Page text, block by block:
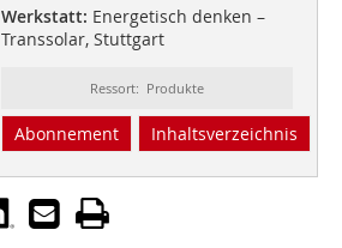
Werkstatt: Energetisch denken –
Transsolar, Stuttgart
Ressort: Produkte
Abonnement Inhaltsverzeichnis